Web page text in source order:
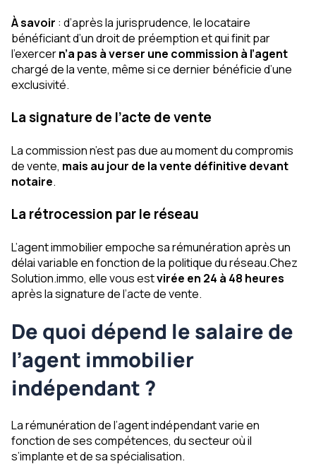
À savoir : d’après la jurisprudence, le locataire
bénéficiant d’un droit de préemption et qui finit par
l'exercern’a pas à verser une commission à l’agent
chargé de la vente, même si ce dernier bénéficie d’une
exclusivité.
La signature de l’acte de vente
La commission n’est pas due au moment du compromis
de vente, mais au jour de la vente définitive devant
notaire.
La rétrocession par le réseau
L’agent immobilier empoche sa rémunération après un
délai variable en fonction de la politique du réseau.Chez
Solution.immo, elle vous estvirée en 24 à 48 heures
après la signature de l’acte de vente.
De quoi dépend le salaire de
l’agent immobilier
indépendant ?
La rémunération de l’agent indépendant varie en
fonction de ses compétences, du secteur où il
s’implante et de sa spécialisation.